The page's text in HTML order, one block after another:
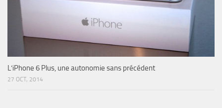
L’iPhone 6 Plus, une autonomie sans précédent
27 OCT, 2014